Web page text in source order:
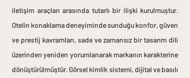
iletişim araçları arasında tutarlı bir ilişki kurulmuştur.
Otelin konaklama deneyiminde sunduğu konfor, güven
ve prestij kavramları, sade ve zamansız bir tasarım dili
üzerinden yeniden yorumlanarak markanın karakterine
dönüştürülmüştür.Görsel kimlik sistemi, dijital ve basılı